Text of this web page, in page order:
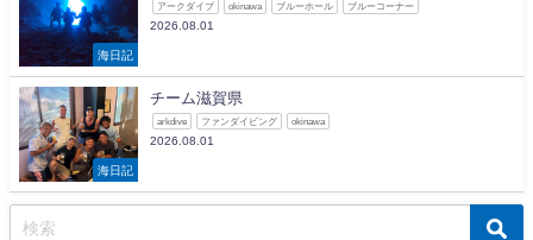
海日記
アークダイブ okinawa ブルーホール ブルーコーナー
2026.08.01
海日記
チーム滋賀県
arkdive ファンダイビング okinawa
2026.08.01